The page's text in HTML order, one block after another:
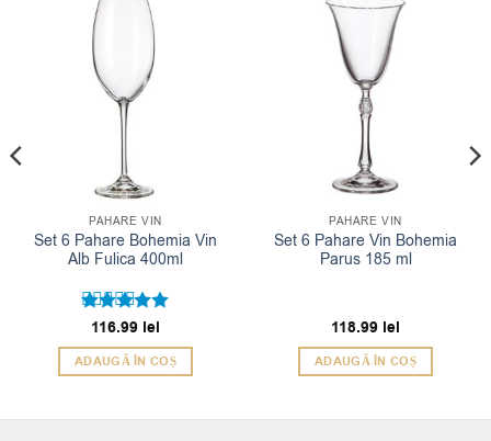
PAHARE VIN
Set 6 Pahare Bohemia Vin
Alb Fulica 400ml
Evaluat la
5din 5
116.99 lei
ADAUGĂ ÎN COȘ
PAHARE VIN
Set 6 Pahare Vin Bohemia
Parus 185 ml
118.99 lei
ADAUGĂ ÎN COȘ